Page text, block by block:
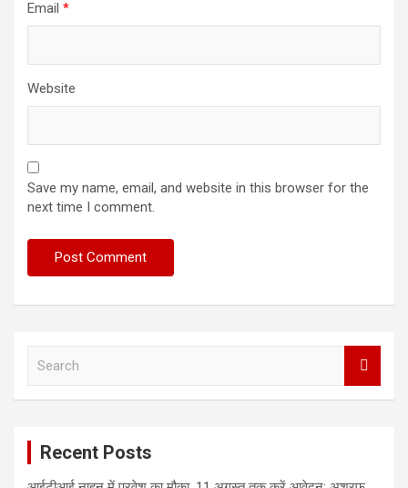
Email *
Website
Save my name, email, and website in this browser for the
next time I comment.
Recent Posts